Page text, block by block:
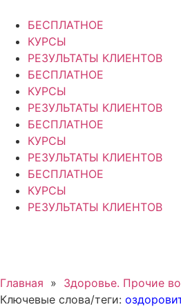
содержимому
БЕСПЛАТНОЕ
КУРСЫ
РЕЗУЛЬТАТЫ КЛИЕНТОВ
БЕСПЛАТНОЕ
КУРСЫ
РЕЗУЛЬТАТЫ КЛИЕНТОВ
БЕСПЛАТНОЕ
КУРСЫ
РЕЗУЛЬТАТЫ КЛИЕНТОВ
БЕСПЛАТНОЕ
КУРСЫ
РЕЗУЛЬТАТЫ КЛИЕНТОВ
Главная » Здоровье. Прочие
Ключевые слова/теги: